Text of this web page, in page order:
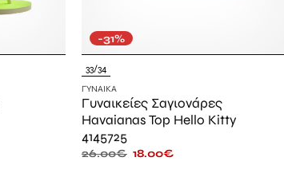
-31%
33/34
ΓΥΝΑΊΚΑ
Γυναικείες Σαγιονάρες
Havaianas Top Hello Kitty
4145725
26.00€ 18.00€